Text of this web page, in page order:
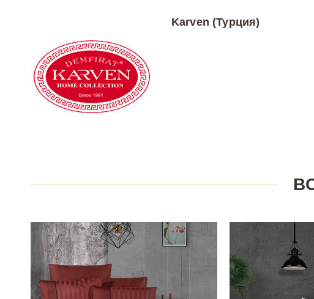
Karven (Турция)